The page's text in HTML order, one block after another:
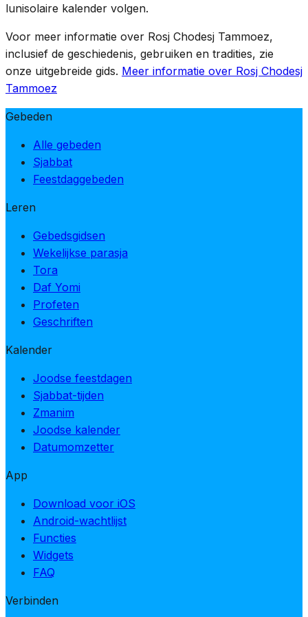
lunisolaire kalender volgen.
Voor meer informatie over Rosj Chodesj Tammoez,
inclusief de geschiedenis, gebruiken en tradities, zie
onze uitgebreide gids. Meer informatie over Rosj Chodesj
Tammoez
Gebeden
Alle gebeden
Sjabbat
Feestdaggebeden
Leren
Gebedsgidsen
Wekelijkse parasja
Tora
Daf Yomi
Profeten
Geschriften
Kalender
Joodse feestdagen
Sjabbat-tijden
Zmanim
Joodse kalender
Datumomzetter
App
Download voor iOS
Android-wachtlijst
Functies
Widgets
FAQ
Verbinden